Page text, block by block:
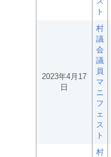
ト
2023年4月17
日
村
議
会
議
員
マ
ニ
フ
ェ
ス
ト
村